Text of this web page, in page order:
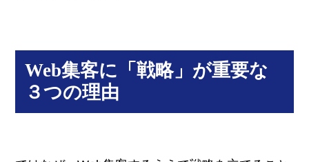
Web集客に「戦略」が重要な
３つの理由